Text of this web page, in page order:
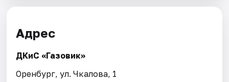
Адрес
ДКиС «Газовик»
Оренбург, ул. Чкалова, 1